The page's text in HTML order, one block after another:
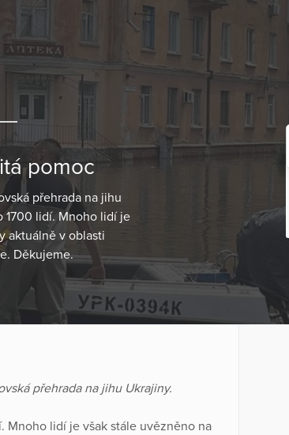
pomoc
přehrada na jihu
1700 lidí. Mnoho lidí je
aktuálně v oblasti
Děkujeme.
přehrada na jihu Ukrajiny.
Mnoho lidí je však stále uvězněno na